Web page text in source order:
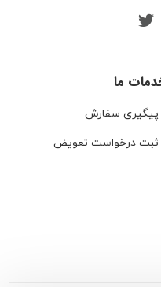
ما
پیگیری سفارش
ثبت درخواست تعویض